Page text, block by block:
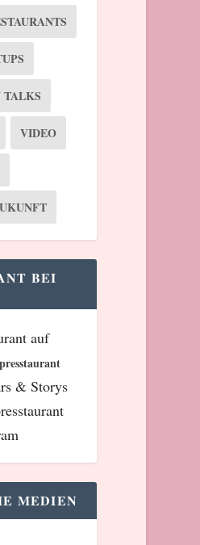
TALKS
VIDEO
BEI
auf
& Storys
MEDIEN